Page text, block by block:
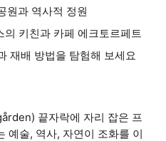
원과 역사적 정원
키친과 카페 에크토르페트
재배 방법을 탐험해 보세요
끝자락에 자리 잡은 프
예술, 역사, 자연이 조화를 이